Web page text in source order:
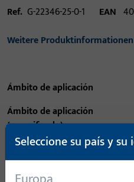
Ref. G-22346-25-0-1 EAN
Weitere Produktinformationen
Ámbito de aplicación
Ámbito de aplicación
(especificado)
Seleccione su país y su